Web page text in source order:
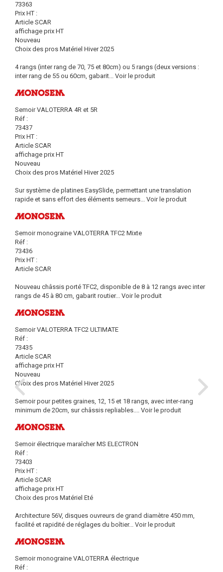
73363
Prix HT :
Article SCAR
affichage prix HT
Nouveau
Choix des pros Matériel Hiver 2025
4 rangs (inter rang de 70, 75 et 80cm) ou 5 rangs (deux versions :
inter rang de 55 ou 60cm, gabarit... Voir le produit
Semoir VALOTERRA 4R et 5R
Réf :
73437
Prix HT :
Article SCAR
affichage prix HT
Nouveau
Choix des pros Matériel Hiver 2025
Sur système de platines EasySlide, permettant une translation
rapide et sans effort des éléments semeurs... Voir le produit
Semoir monograine VALOTERRA TFC2 Mixte
Réf :
73436
Prix HT :
Article SCAR
Nouveau châssis porté TFC2, disponible de 8 à 12 rangs avec inter
rangs de 45 à 80 cm, gabarit routier... Voir le produit
Semoir VALOTERRA TFC2 ULTIMATE
Réf :
73435
Article SCAR
affichage prix HT
Nouveau
Choix des pros Matériel Hiver 2025
Semoir pour petites graines, 12, 15 et 18 rangs, avec inter-rang
minimum de 20cm, sur châssis repliables.... Voir le produit
Semoir électrique maraîcher MS ELECTRON
Réf :
73403
Prix HT :
Article SCAR
affichage prix HT
Choix des pros Matériel Eté
Architecture 56V, disques ouvreurs de grand diamètre 450 mm,
facilité et rapidité de réglages du boîtier... Voir le produit
Semoir monograine VALOTERRA électrique
Réf :